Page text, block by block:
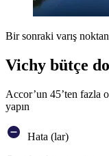
Bir sonraki varış
Vichy bütçe
Accor’un 45’ten fazla
yapın
Hata (lar)